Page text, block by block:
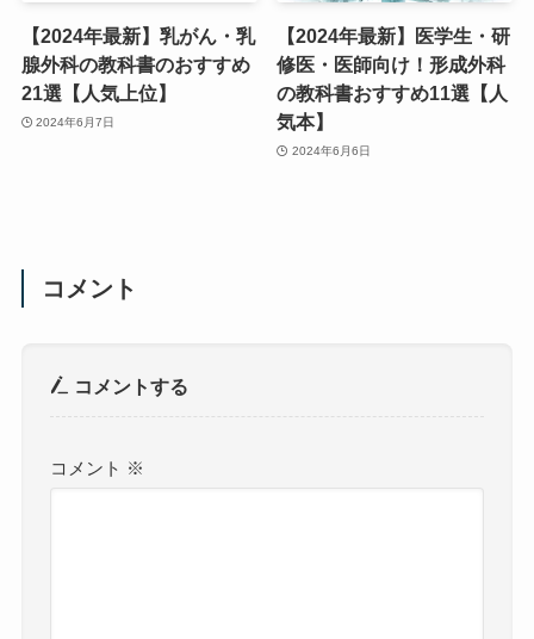
【2024年最新】乳がん・乳
腺外科の教科書のおすすめ
21選【人気上位】
2024年6月7日
【2024年最新】医学生・研
修医・医師向け！形成外科
の教科書おすすめ11選【人
気本】
2024年6月6日
コメント
コメントする
コメント ※